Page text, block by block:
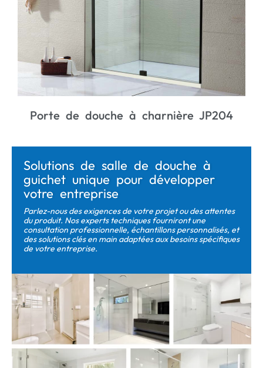
JL713B Porte de douche à charnière
Solutions de salle de douche à
guichet unique pour développer
votre entreprise
Parlez-nous des exigences de votre projet ou des attentes
du produit. Nos experts techniques fourniront une
consultation professionnelle, échantillons personnalisés, et
des solutions clés en main adaptées aux besoins spécifiques
de votre entreprise.